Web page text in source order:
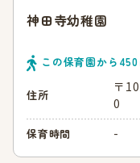
神田寺幼稚園
この保育園から 450
住所
〒
0
保育時間 -